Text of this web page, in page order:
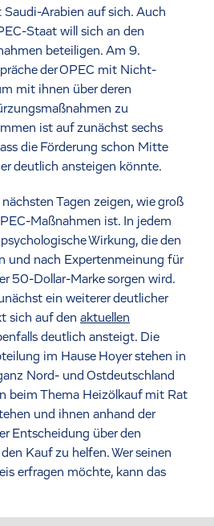
Arabien auf sich. Auch
Staat will sich an den
beteiligen. Am 9.
der OPEC mit Nicht-
mit ihnen über deren
zu
ist auf zunächst sechs
die Förderung schon Mitte
deutlich ansteigen könnte.
Tagen zeigen, wie groß
Maßnahmen ist. In jedem
Wirkung, die den
und nach Expertenmeinung für
50-Dollar-Marke sorgen wird.
ein weiterer deutlicher
sich auf den aktuellen
deutlich ansteigt. Die
im Hause Hoyer stehen in
Nord- und Ostdeutschland
beim Thema Heizölkauf mit Rat
und ihnen anhand der
Entscheidung über den
Kauf zu helfen. Wer seinen
erfragen möchte, kann das